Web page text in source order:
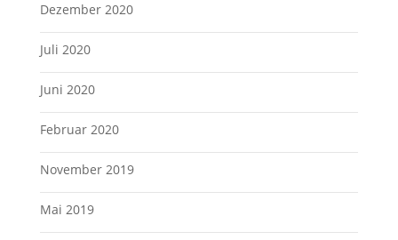
Dezember 2020
Juli 2020
Juni 2020
Februar 2020
November 2019
Mai 2019